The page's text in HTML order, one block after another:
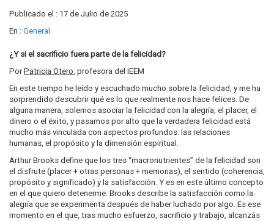
Publicado el : 17 de Julio de 2025
En : General
¿Y si el sacrificio fuera parte de la felicidad?
PorPatricia Otero, profesora del IEEM
En este tiempo he leído y escuchado mucho sobre la felicidad, y me ha
sorprendido descubrir qué es lo que realmente nos hace felices. De
alguna manera, solemos asociar la felicidad con la alegría, el placer, el
dinero o el éxito, y pasamos por alto que la verdadera felicidad está
mucho más vinculada con aspectos profundos: las relaciones
humanas, el propósito y la dimensión espiritual.
Arthur Brooks define que los tres “macronutrientes” de la felicidad son
el disfrute (placer + otras personas + memorias), el sentido (coherencia,
propósito y significado) y la satisfacción. Y es en este último concepto
en el que quiero detenerme. Brooks describe la satisfacción como la
alegría que se experimenta después de haber luchado por algo. Es ese
momento en el que, tras mucho esfuerzo, sacrificio y trabajo, alcanzás